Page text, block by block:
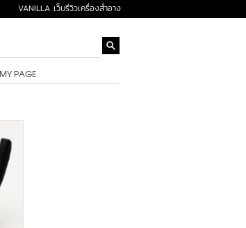
VANILLA เว็บรีวิวเครื่องสำอาง
MY PAGE